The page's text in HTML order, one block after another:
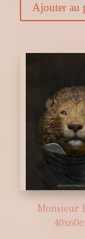
Ajouter au
Monsieur